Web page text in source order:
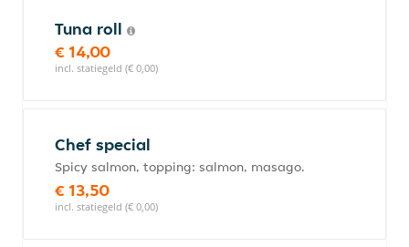
Tuna roll
€ 14,00
incl. statiegeld (€ 0,00)
Chef special
Spicy salmon, topping: salmon, masago.
€ 13,50
incl. statiegeld (€ 0,00)